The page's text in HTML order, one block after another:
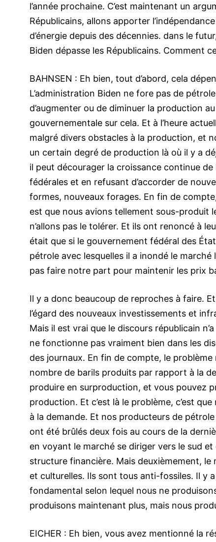
l’année prochaine. C’est maintenant un
Républicains, allons apporter
d’énergie depuis des décennies. dans le
Biden dépasse les Républicains. Comment
BAHNSEN : Eh bien, tout d’abord, cela
L’administration Biden ne fore pas de
d’augmenter ou de diminuer la production
gouvernementale sur cela. Et à l’heure
malgré divers obstacles à la production, et
un certain degré de production là où il y a
il peut décourager la croissance continue
fédérales et en refusant d’accorder de
formes, nouveaux forages. En fin de
est que nous avions tellement sous-produit
n’allons pas le tolérer. Et ils ont renoncé à
était que si le gouvernement fédéral des
pétrole avec lesquelles il a inondé le marché
pas faire notre part pour maintenir les prix
Il y a donc beaucoup de reproches à faire.
l’égard des nouveaux investissements et
Mais il est vrai que le discours républicain
ne fonctionne pas vraiment bien dans les
des journaux. En fin de compte, le problème
nombre de barils produits par rapport à la
produire en surproduction, et vous pouvez
production. Et c’est là le problème, c’est
à la demande. Et nos producteurs de
ont été brûlés deux fois au cours de la
en voyant le marché se diriger vers le sud
structure financière. Mais deuxièmement,
et culturelles. Ils sont tous anti-fossiles. Il y
fondamental selon lequel nous ne
produisons maintenant plus, mais nous
EICHER : Eh bien, vous avez mentionné la